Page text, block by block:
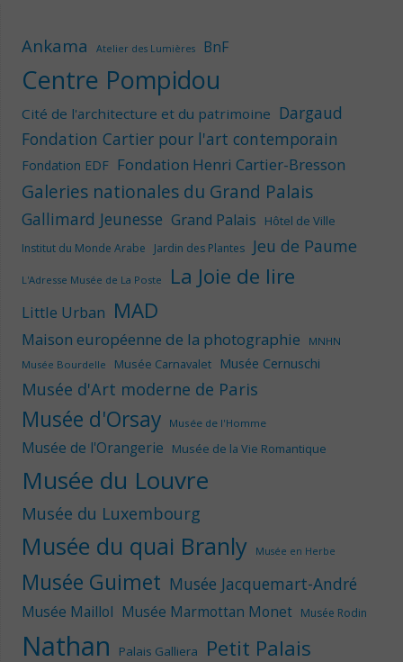
Ankama Atelier des Lumières BnF
Centre Pompidou
Cité de l'architecture et du patrimoine Dargaud
Fondation Cartier pour l'art contemporain
Fondation EDF Fondation Henri Cartier-Bresson
Galeries nationales du Grand Palais
Gallimard Jeunesse Grand Palais Hôtel de Ville
Institut du Monde Arabe Jardin des Plantes Jeu de Paume
L'Adresse Musée de La Poste La Joie de lire
Little Urban MAD
Maison européenne de la photographie
MNHN
Musée Bourdelle
Musée Carnavalet Musée Cernuschi
Musée d'Art moderne de Paris
Musée d'Orsay Musée de l'Homme
Musée de l'Orangerie Musée de la Vie Romantique
Musée du Louvre
Musée du Luxembourg
Musée du quai Branly Musée en Herbe
Musée Guimet Musée Jacquemart-André
Musée Maillol Musée Marmottan Monet Musée Rodin
Nathan Palais Galliera Petit Palais